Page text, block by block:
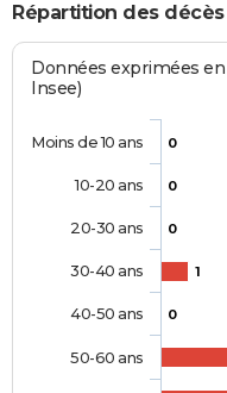
Répartition des
Données exprimées
Insee)
0
0
0
1
0
Moins de 10 ans
10-20 ans
20-30 ans
30-40 ans
40-50 ans
50-60 ans